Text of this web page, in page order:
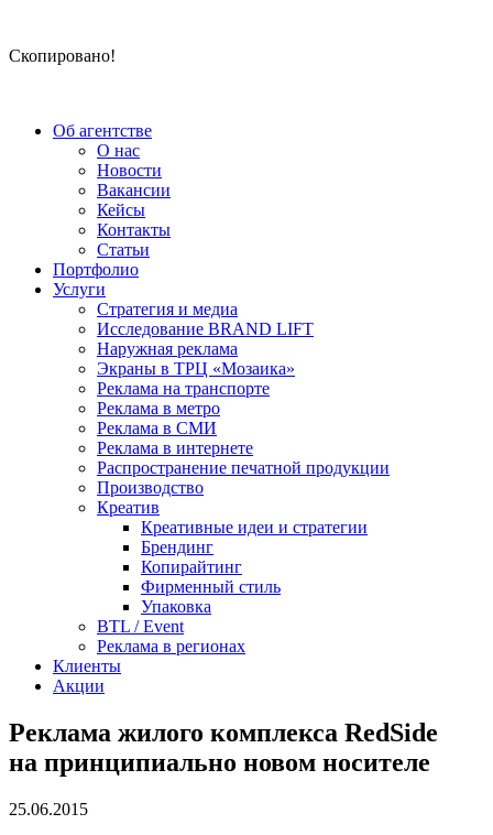
Скопировано!
Об агентстве
О нас
Новости
Вакансии
Кейсы
Контакты
Статьи
Портфолио
Услуги
Стратегия и медиа
Исследование BRAND LIFT
Наружная реклама
Экраны в ТРЦ «Мозаика»
Реклама на транспорте
Реклама в метро
Реклама в СМИ
Реклама в интернете
Распространение печатной продукции
Производство
Креатив
Креативные идеи и стратегии
Брендинг
Копирайтинг
Фирменный стиль
Упаковка
BTL / Event
Реклама в регионах
Клиенты
Акции
Реклама жилого комплекса RedSide
на принципиально новом носителе
25.06.2015